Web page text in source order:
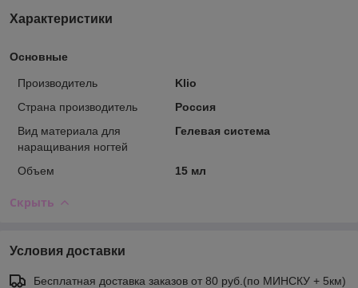
Характеристики
Основные
Производитель
Klio
Страна производитель
Россия
Вид материала для
наращивания ногтей
Гелевая система
Объем 15 мл
Скрыть
Условия доставки
Бесплатная доставка заказов от 80 руб.(по МИНСКУ + 5км)